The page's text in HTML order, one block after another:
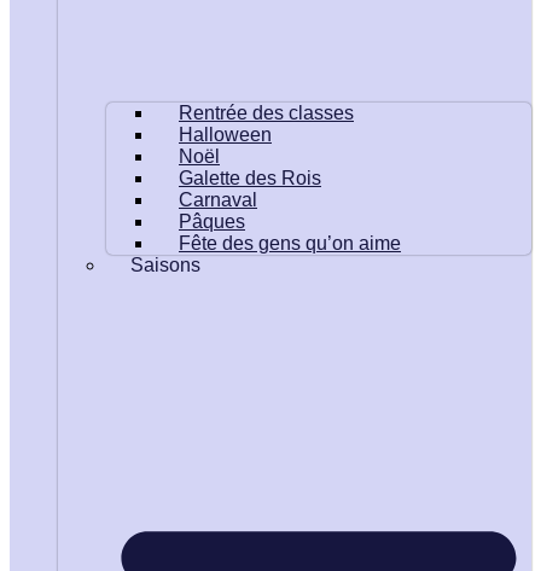
Rentrée des classes
Halloween
Noël
Galette des Rois
Carnaval
Pâques
Fête des gens qu’on aime
Saisons